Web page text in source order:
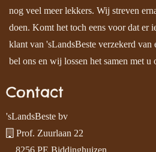
nog veel meer lekkers. Wij streven
doen. Komt het toch eens voor dat er
klant van 'sLandsBeste verzekerd
bel ons en wij lossen het samen met u
Contact
'sLandsBeste bv
Prof. Zuurlaan 22